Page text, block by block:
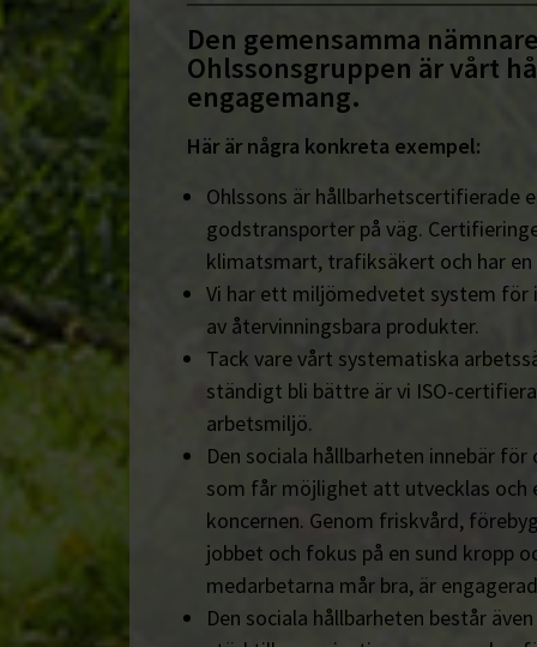
Den gemensamma
Ohlssonsgruppen är vårt
engagemang.
Här är några konkreta exempel:
Ohlssons är hållbarhetscertifierade
godstransporter på väg.
klimatsmart, trafiksäkert och har
Vi har ett miljömedvetet system för
av återvinningsbara produkter.
Tack vare vårt systematiska
ständigt bli bättre är vi ISO-
arbetsmiljö.
Den sociala hållbarheten innebär
som får möjlighet att utvecklas och
koncernen. Genom friskvård,
jobbet och fokus på en sund kropp
medarbetarna mår bra, är
Den sociala hållbarheten består